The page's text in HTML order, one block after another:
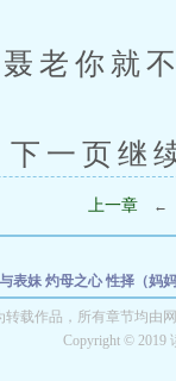
你就不
页继续
上一章 ←
表妹 灼母之心 性择（妈
莉雅一家 让妈妈尖叫的正
转载作品，所有章节均由
Copyright © 2019